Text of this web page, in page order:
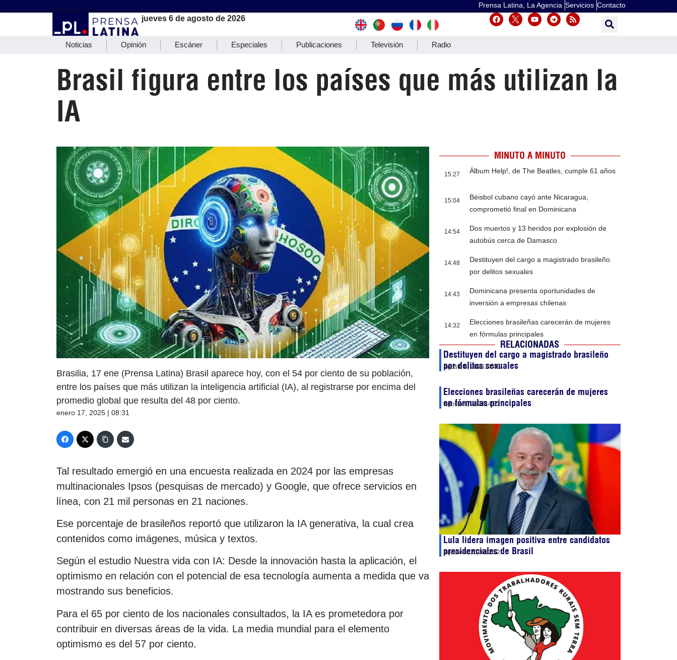
Prensa Latina, La Agencia Servicios Contacto
jueves 6 de agosto de 2026
Noticias Opinión Escáner Especiales Publicaciones Televisión Radio
Brasil figura entre los países que más utilizan la
IA
Brasilia, 17 ene (Prensa Latina) Brasil aparece hoy, con el 54 por ciento de su población,
entre los países que más utilizan la inteligencia artificial (IA), al registrarse por encima del
promedio global que resulta del 48 por ciento.
enero 17, 2025 | 08:31
Tal resultado emergió en una encuesta realizada en 2024 por las empresas
multinacionales Ipsos (pesquisas de mercado) y Google, que ofrece servicios en
línea, con 21 mil personas en 21 naciones.
Ese porcentaje de brasileños reportó que utilizaron la IA generativa, la cual crea
contenidos como imágenes, música y textos.
Según el estudio Nuestra vida con IA: Desde la innovación hasta la aplicación, el
optimismo en relación con el potencial de esa tecnología aumenta a medida que va
mostrando sus beneficios.
Para el 65 por ciento de los nacionales consultados, la IA es prometedora por
contribuir en diversas áreas de la vida. La media mundial para el elemento
optimismo es del 57 por ciento.
MINUTO A MINUTO
15:27 Álbum Help!, de The Beatles, cumple 61 años
15:04
Béisbol cubano cayó ante Nicaragua,
comprometió final en Dominicana
14:54
Dos muertos y 13 heridos por explosión de
autobús cerca de Damasco
14:48
Destituyen del cargo a magistrado brasileño
por delitos sexuales
14:43
Dominicana presenta oportunidades de
inversión a empresas chilenas
14:32
Elecciones brasileñas carecerán de mujeres
en fórmulas principales
RELACIONADAS
Destituyen del cargo a magistrado brasileño
por delitos sexuales
agosto 6, 202614:48
Elecciones brasileñas carecerán de mujeres
en fórmulas principales
agosto 6, 202614:32
Lula lidera imagen positiva entre candidatos
presidenciales de Brasil
agosto 6, 202612:52